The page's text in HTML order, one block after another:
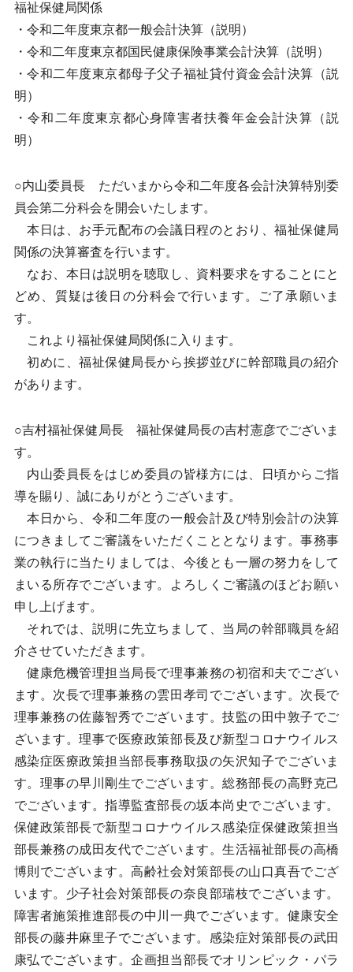
福祉保健局関係
・令和二年度東京都一般会計決算（説明）
・令和二年度東京都国民健康保険事業会計決算（説明）
・令和二年度東京都母子父子福祉貸付資金会計決算（説
明）
・令和二年度東京都心身障害者扶養年金会計決算（説
明）
○内山委員長 ただいまから令和二年度各会計決算特別委
員会第二分科会を開会いたします。
本日は、お手元配布の会議日程のとおり、福祉保健局
関係の決算審査を行います。
なお、本日は説明を聴取し、資料要求をすることにと
どめ、質疑は後日の分科会で行います。ご了承願いま
す。
これより福祉保健局関係に入ります。
初めに、福祉保健局長から挨拶並びに幹部職員の紹介
があります。
○吉村福祉保健局長 福祉保健局長の吉村憲彦でございま
す。
内山委員長をはじめ委員の皆様方には、日頃からご指
導を賜り、誠にありがとうございます。
本日から、令和二年度の一般会計及び特別会計の決算
につきましてご審議をいただくこととなります。事務事
業の執行に当たりましては、今後とも一層の努力をして
まいる所存でございます。よろしくご審議のほどお願い
申し上げます。
それでは、説明に先立ちまして、当局の幹部職員を紹
介させていただきます。
健康危機管理担当局長で理事兼務の初宿和夫でござい
ます。次長で理事兼務の雲田孝司でございます。次長で
理事兼務の佐藤智秀でございます。技監の田中敦子でご
ざいます。理事で医療政策部長及び新型コロナウイルス
感染症医療政策担当部長事務取扱の矢沢知子でございま
す。理事の早川剛生でございます。総務部長の高野克己
でございます。指導監査部長の坂本尚史でございます。
保健政策部長で新型コロナウイルス感染症保健政策担当
部長兼務の成田友代でございます。生活福祉部長の高橋
博則でございます。高齢社会対策部長の山口真吾でござ
います。少子社会対策部長の奈良部瑞枝でございます。
障害者施策推進部長の中川一典でございます。健康安全
部長の藤井麻里子でございます。感染症対策部長の武田
康弘でございます。企画担当部長でオリンピック・パラ